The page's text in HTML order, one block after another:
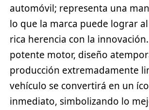
automóvil; representa una
lo que la marca puede lograr
rica herencia con la
potente motor, diseño
producción extremadamente
vehículo se convertirá en un
inmediato, simbolizando lo